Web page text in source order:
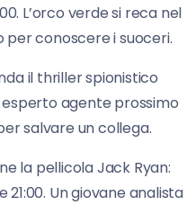
L’orco verde si reca nel
per conoscere i suoceri.
il thriller spionistico
esperto agente prossimo
salvare un collega.
la pellicola Jack Ryan:
21:00. Un giovane analista